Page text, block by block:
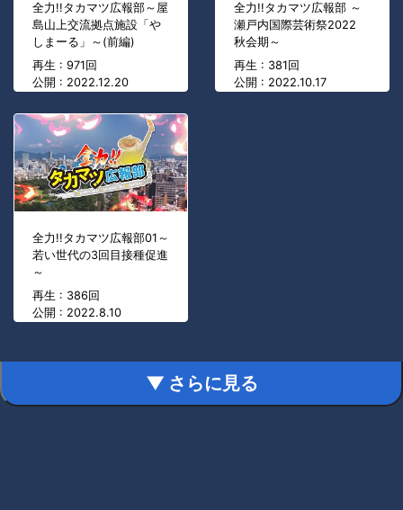
全力!!タカマツ広報部～屋
島山上交流拠点施設「や
しまーる」～(前編)
再生 : 971回
公開 : 2022.12.20
全力!!タカマツ広報部 ～
瀬戸内国際芸術祭2022
秋会期～
再生 : 381回
公開 : 2022.10.17
全力!!タカマツ広報部01～
若い世代の3回目接種促進
～
再生 : 386回
公開 : 2022.8.10
▼ さらに見る